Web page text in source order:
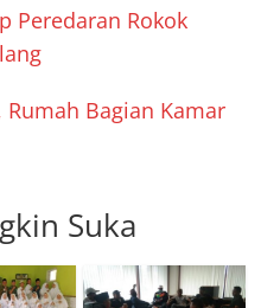
Peredaran Rokok
Bagian Kamar
Suka